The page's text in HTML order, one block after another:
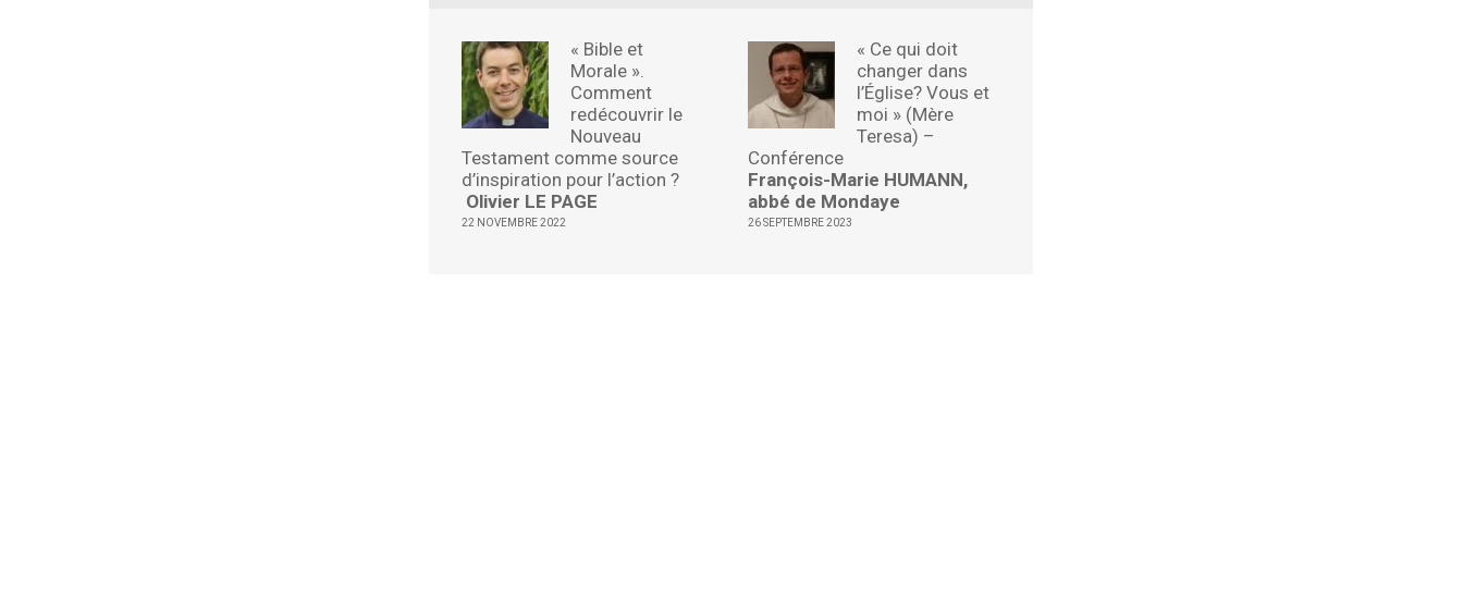
« Bible et
Morale ».
Comment
redécouvrir le
Nouveau
Testament comme source
d’inspiration pour l’action ?
Olivier LE PAGE
22 NOVEMBRE 2022
« Ce qui doit
changer dans
l’Église? Vous et
moi » (Mère
Teresa) –
Conférence
François-Marie HUMANN,
abbé de Mondaye
26 SEPTEMBRE 2023